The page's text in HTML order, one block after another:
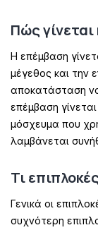
Πώς
Η επέμβαση
μέγεθος και την
αποκατάσταση να
επέμβαση
μόσχευμα που
λαμβάνεται
Τι
Γενικά οι
συχνότερη